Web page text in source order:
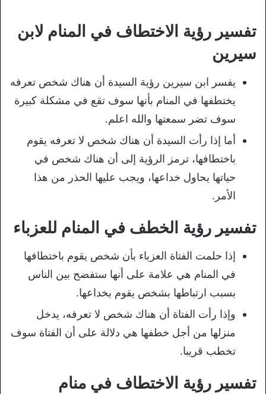
تفسير رؤية الاختطاف في المنام لابن
سيرين
يفسر ابن سيرين رؤية السيدة أن هناك شخص تعرفه
يختطفها في المنام بأنها سوف تقع في مشكلة كبيرة
سوف تضر سمعتها والله اعلم.
أما إذا رأت السيدة أن هناك شخص لا تعرفه يقوم
باختطافها، ترمز الرؤية إلى أن هناك شخص في
حياتها يحاول خداعها، ويجب عليها الحذر من هذا
الأمر.
تفسير رؤية الخطف في المنام للعزباء
إذا حلمت الفتاة العزباء بأن شخص يقوم باختطافها
في المنام هي علامة على أنها ستفضح بين الناس
بسبب ارتباطها بشخص يقوم بخداعها.
وإذا رأت الفتاة أن هناك شخص لا تعرفه، يدخل
منزلها من أجل خطفها هي دلالة على أن الفتاة سوف
تخطب قريبا.
تفسير رؤية الاختطاف في منام